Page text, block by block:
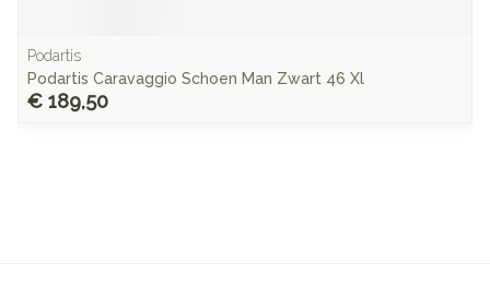
Podartis
Podartis Caravaggio Schoen Man Zwart 46 Xl
€ 189,50